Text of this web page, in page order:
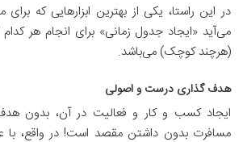
در این راستا، یکی از بهترین ابزارهایی که
می‌آید «ایجاد جدول زمانی» برای انجام هر کدام
(هرچند کوچک) می‌باشد.
هدف گذاری درست و اصولی
ایجاد کسب و کار و فعالیت در آن، بدون
مسافرت بدون داشتن مقصد است! در واقع، با